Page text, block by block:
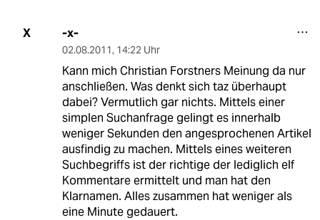
X -x-
02.08.2011, 14:22 Uhr
Kann mich Christian Forstners Meinung da nur
anschließen. Was denkt sich taz überhaupt
dabei? Vermutlich gar nichts. Mittels einer
simplen Suchanfrage gelingt es innerhalb
weniger Sekunden den angesprochenen Artikel
ausfindig zu machen. Mittels eines weiteren
Suchbegriffs ist der richtige der lediglich elf
Kommentare ermittelt und man hat den
Klarnamen. Alles zusammen hat weniger als
eine Minute gedauert.